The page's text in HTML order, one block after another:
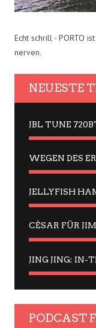
Echt schrill - PORTO
nerven.
NEUESTE
PODCAST